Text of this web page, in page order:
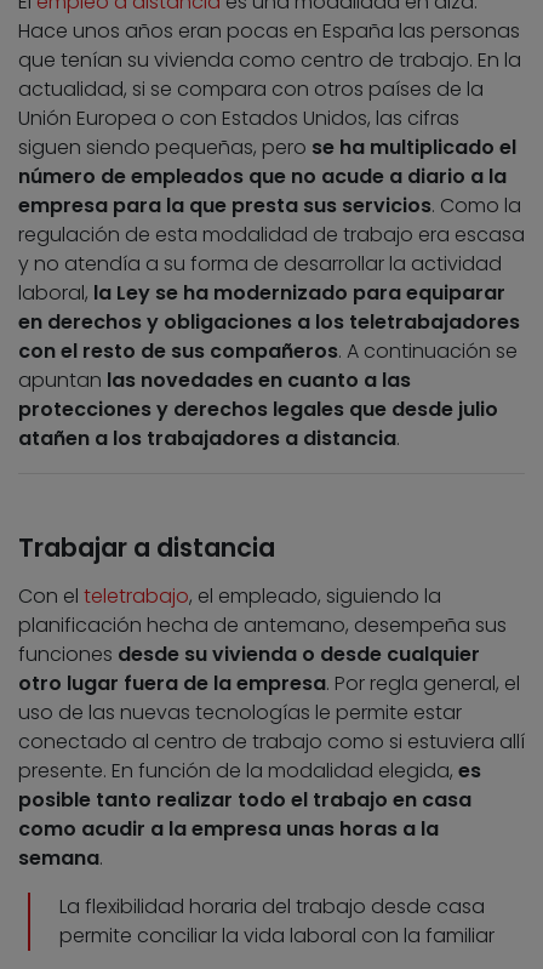
Hace unos años eran pocas en España las personas
que tenían su vivienda como centro de trabajo. En la
actualidad, si se compara con otros países de la
Unión Europea o con Estados Unidos, las cifras
siguen siendo pequeñas, pero se ha multiplicado el
número de empleados que no acude a diario a la
empresa para la que presta sus servicios. Como la
regulación de esta modalidad de trabajo era escasa
y no atendía a su forma de desarrollar la actividad
laboral, la Ley se ha modernizado para equiparar
en derechos y obligaciones a los teletrabajadores
con el resto de sus compañeros. A continuación se
apuntan las novedades en cuanto a las
protecciones y derechos legales que desde julio
atañen a los trabajadores a distancia.
Trabajar a distancia
Con el teletrabajo, el empleado, siguiendo la
planificación hecha de antemano, desempeña sus
funciones desde su vivienda o desde cualquier
otro lugar fuera de la empresa. Por regla general, el
uso de las nuevas tecnologías le permite estar
conectado al centro de trabajo como si estuviera allí
presente. En función de la modalidad elegida, es
posible tanto realizar todo el trabajo en casa
como acudir a la empresa unas horas a la
semana.
La flexibilidad horaria del trabajo desde casa
permite conciliar la vida laboral con la familiar